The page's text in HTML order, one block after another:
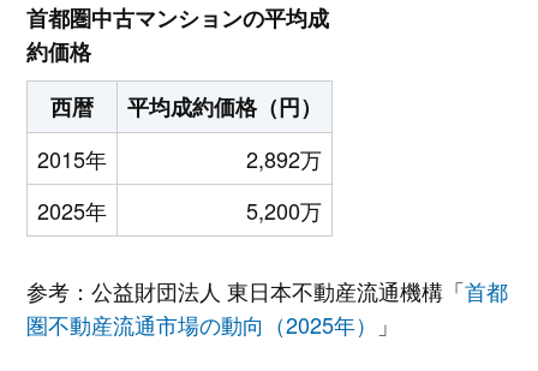
首都圏中古マンションの平均成
約価格
西暦
平均成約価格（円）
2015年
2,892万
2025年
5,200万
参考：公益財団法人 東日本不動産流通機構「首都
圏不動産流通市場の動向（2025年）
」